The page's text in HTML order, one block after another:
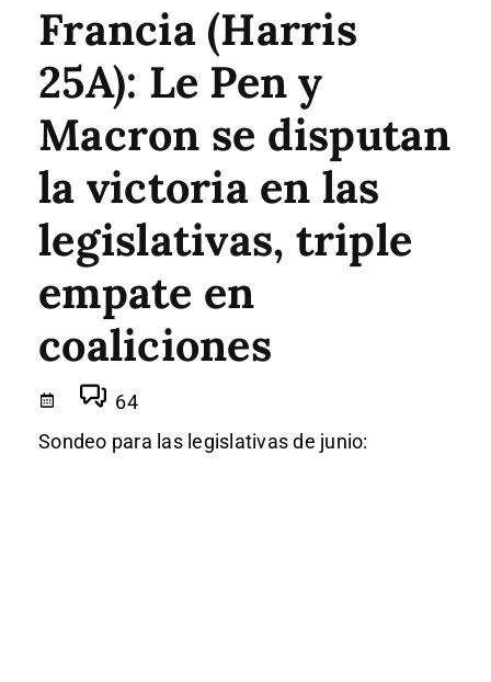
Francia (Harris
25A): Le Pen y
Macron se disputan
la victoria en las
legislativas, triple
empate en
coaliciones
64
Sondeo para las legislativas de junio: